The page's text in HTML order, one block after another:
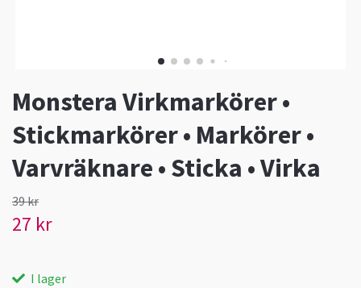
Monstera Virkmarkörer •
Stickmarkörer • Markörer •
Varvräknare • Sticka • Virka
39 kr
27 kr
I lager